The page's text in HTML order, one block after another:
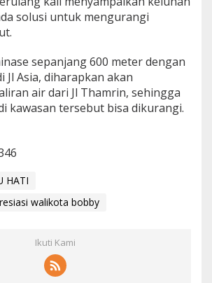
solusi untuk mengurangi
sepanjang 600 meter dengan
Jl Asia, diharapkan akan
air dari Jl Thamrin, sehingga
kawasan tersebut bisa dikurangi.
HATI
walikota bobby
Ikuti Kami